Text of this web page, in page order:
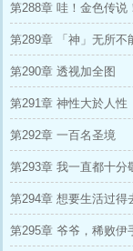
第288章 哇！金色传说！
第289章 「神」无所不
第290章 透视加全图
第291章 神性大於人性
第292章 一百名圣境
第293章 我一直都十分
第294章 想要生活过得
第295章 爷爷，稀败伊